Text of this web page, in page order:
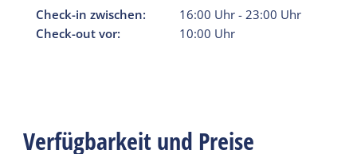
Check-in zwischen: 16:00 Uhr - 23:00 Uhr
Check-out vor:
10:00 Uhr
Verfügbarkeit und Preise